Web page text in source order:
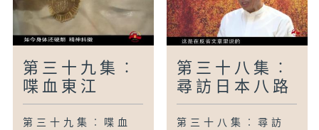
第三十九集︰
喋血東江
第三十九集︰喋血
第三十八集︰
尋訪日本八路
第三十八集︰尋訪